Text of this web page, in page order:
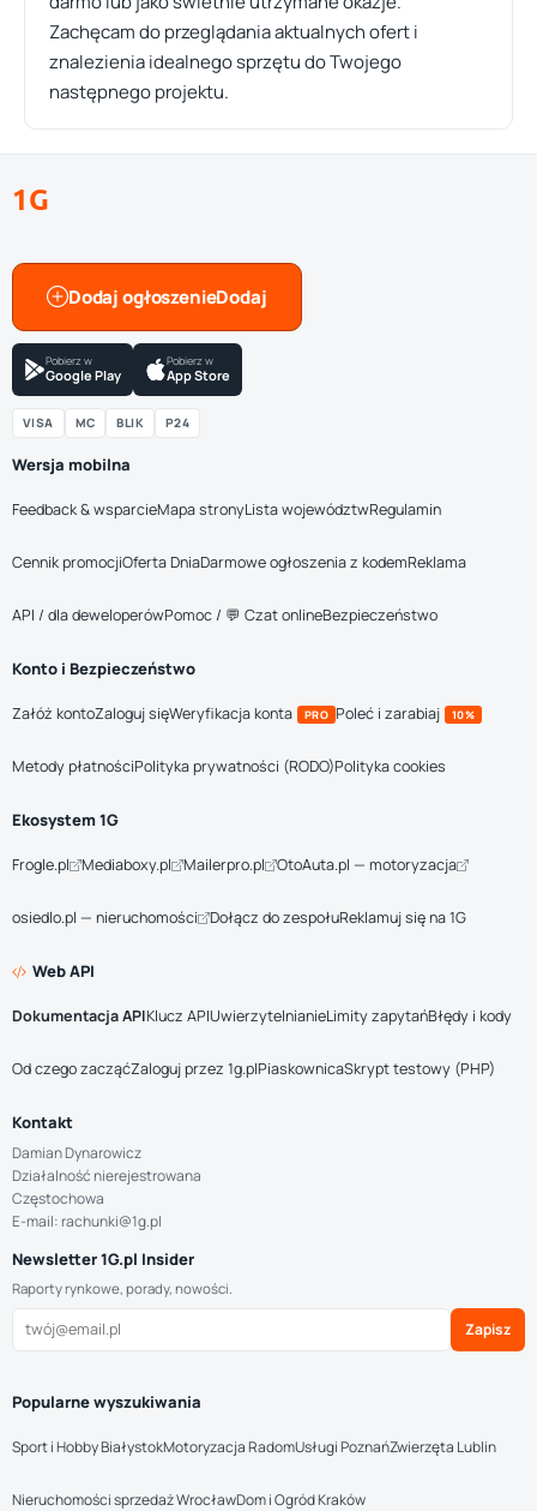
Zachęcam do przeglądania aktualnych ofert i
znalezienia idealnego sprzętu do Twojego
następnego projektu.
1G
Dodaj ogłoszenie
Pobierz w
Google Play
Pobierz w
App Store
VISA MC BLIK P24
Wersja mobilna
Feedback & wsparcieMapa stronyLista województwRegulamin
Cennik promocjiOferta DniaDarmowe ogłoszenia z kodemReklama
API / dla deweloperówPomoc / 💬 Czat onlineBezpieczeństwo
Konto i Bezpieczeństwo
Załóż kontoZaloguj sięWeryfikacja konta PRO Poleć i zarabiaj 10%
Metody płatnościPolityka prywatności (RODO)Polityka cookies
Ekosystem 1G
Frogle.pl Mediaboxy.pl Mailerpro.pl OtoAuta.pl — motoryzacja
osiedlo.pl — nieruchomości Dołącz do zespołuReklamuj się na 1G
Web API
Dokumentacja APIKlucz APIUwierzytelnianieLimity zapytańBłędy i kody
Od czego zacząćZaloguj przez 1g.plPiaskownicaSkrypt testowy (PHP)
Kontakt
Damian Dynarowicz
Działalność nierejestrowana
Częstochowa
E-mail: rachunki@1g.pl
Newsletter 1G.pl Insider
Raporty rynkowe, porady, nowości.
Zapisz
Popularne wyszukiwania
Sport i Hobby BiałystokMotoryzacja RadomUsługi PoznańZwierzęta Lublin
Nieruchomości sprzedaż WrocławDom i Ogród Kraków